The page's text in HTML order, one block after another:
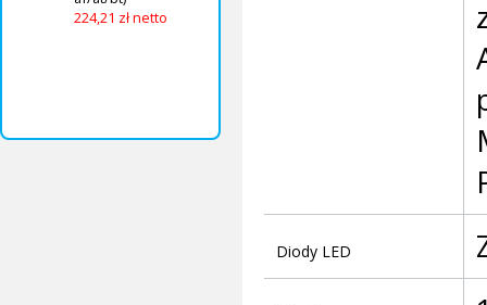
224,21 zł netto
Diody LED